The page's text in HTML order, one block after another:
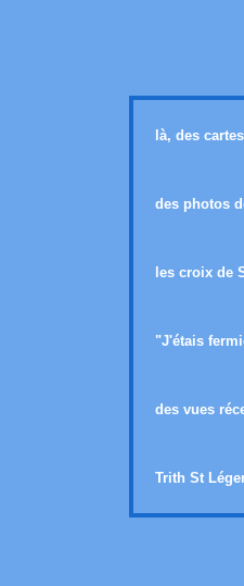
là, des
des photos
les croix de
"J'étais
des vues
Trith St